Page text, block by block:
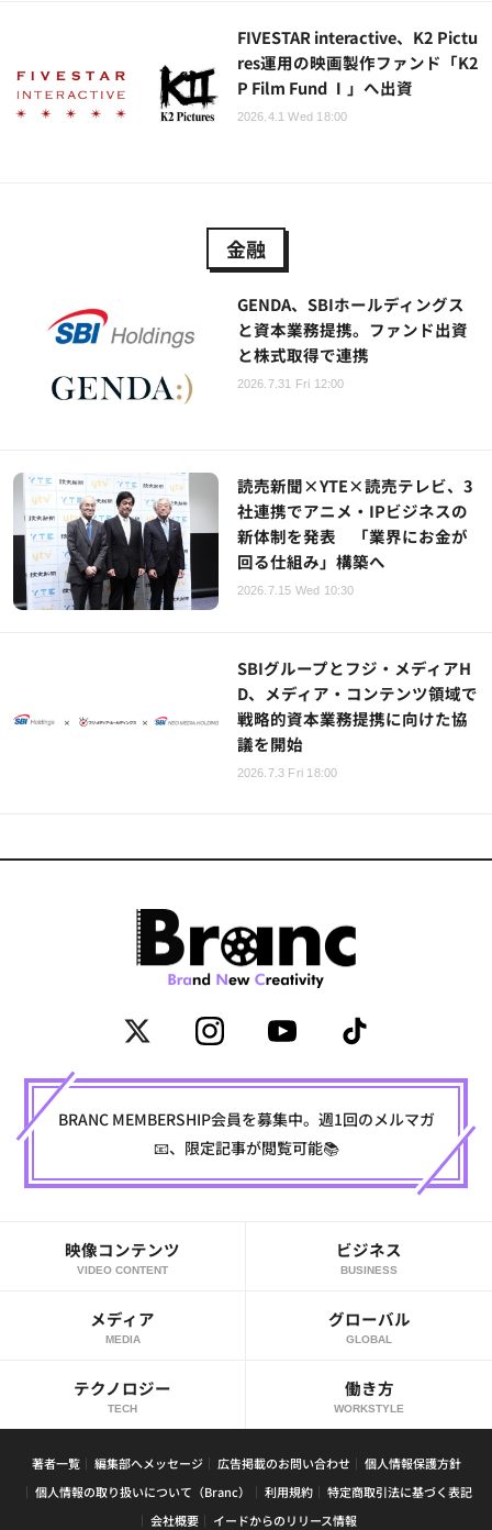
FIVESTAR interactive、K2 Pictu
res運用の映画製作ファンド「K2
P Film Fund Ⅰ」へ出資
2026.4.1 Wed 18:00
金融
GENDA、SBIホールディングス
と資本業務提携。ファンド出資
と株式取得で連携
2026.7.31 Fri 12:00
読売新聞×YTE×読売テレビ、3
社連携でアニメ・IPビジネスの
新体制を発表 「業界にお金が
回る仕組み」構築へ
2026.7.15 Wed 10:30
SBIグループとフジ・メディアH
D、メディア・コンテンツ領域で
戦略的資本業務提携に向けた協
議を開始
2026.7.3 Fri 18:00
BRANC MEMBERSHIP会員を募集中。週1回のメルマガ
📧、限定記事が閲覧可能📚
映像コンテンツ
VIDEO CONTENT
ビジネス
BUSINESS
メディア
MEDIA
グローバル
GLOBAL
テクノロジー
TECH
働き方
WORKSTYLE
著者一覧 編集部へメッセージ 広告掲載のお問い合わせ
個人情報保護方針
個人情報の取り扱いについて（Branc）
利用規約
特定商取引法に基づく表記
会社概要
イードからのリリース情報